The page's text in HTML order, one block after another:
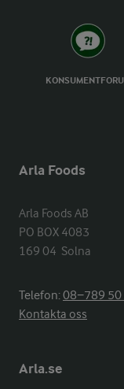
Arla Foods
Arla Foods AB
PO BOX 4083
169 04  Solna
Telefon:08−789 50
Kontakta oss
Arla.se